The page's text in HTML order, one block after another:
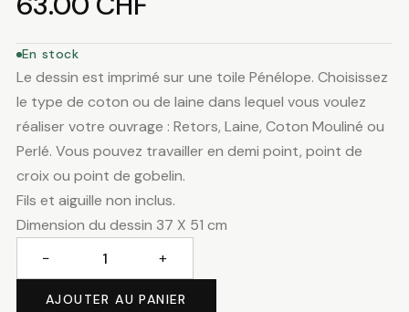
En stock
Le dessin est imprimé sur une toile Pénélope. Choisissez
le type de coton ou de laine dans lequel vous voulez
réaliser votre ouvrage : Retors, Laine, Coton Mouliné ou
Perlé. Vous pouvez travailler en demi point, point de
croix ou point de gobelin.
Fils et aiguille non inclus.
Dimension du dessin 37 X 51 cm
− +
AJOUTER AU PANIER